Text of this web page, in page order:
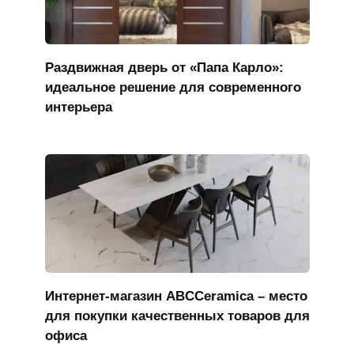
Раздвижная дверь от «Папа Карло»:
идеальное решение для современного
интерьера
Интернет-магазин ABCCeramica – место
для покупки качественных товаров для
офиса